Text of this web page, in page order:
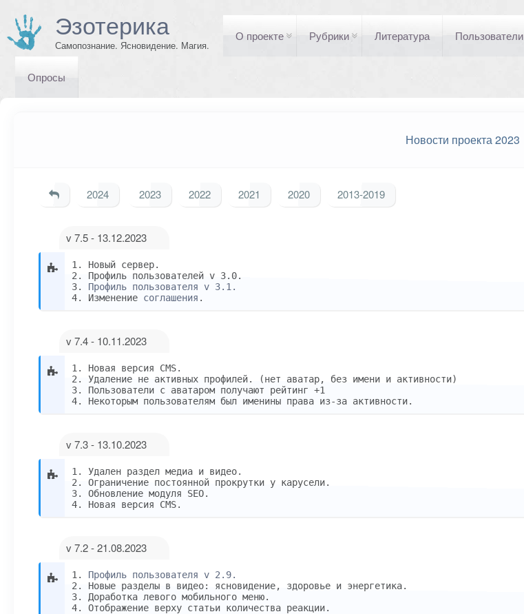
Эзотерика
Самопознание. Ясновидение. Магия.
О проекте Рубрики Литература Пользователи
Опросы
Новости проекта 2023
2024 2023 2022 2021 2020 2013-2019
v 7.5 - 13.12.2023
1. Новый сервер.
2. Профиль пользователей v 3.0.
3. Профиль пользователя v 3.1.
4. Изменение соглашения .
v 7.4 - 10.11.2023
1. Новая версия CMS.
2. Удаление не активных профилей. (нет аватар, без имени и активности)
3. Пользователи с аватаром получают рейтинг +1
4. Некоторым пользователям был именины права из-за активности.
v 7.3 - 13.10.2023
1. Удален раздел медиа и видео.
2. Ограничение постоянной прокрутки у карусели.
3. Обновление модуля SEO.
4. Новая версия CMS.
v 7.2 - 21.08.2023
1. Профиль пользователя v 2.9.
2. Новые разделы в видео: ясновидение, здоровье и энергетика.
3. Доработка левого мобильного меню.
4. Отображение верху статьи количества реакции.